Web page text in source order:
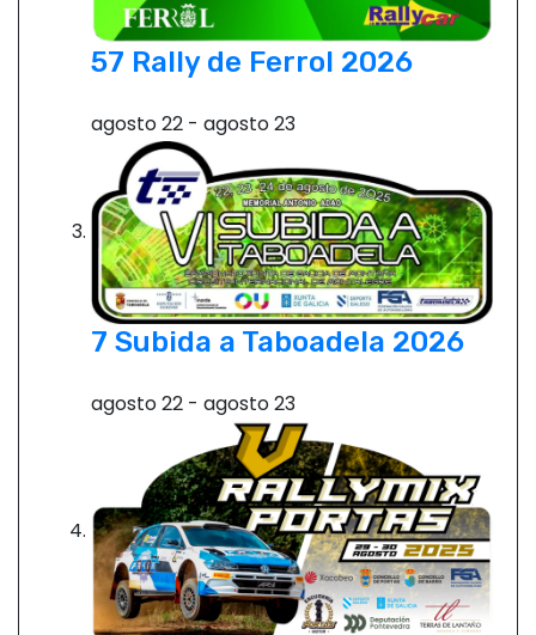
57 Rally de Ferrol 2026
agosto 22 - agosto 23
7 Subida a Taboadela 2026
agosto 22 - agosto 23